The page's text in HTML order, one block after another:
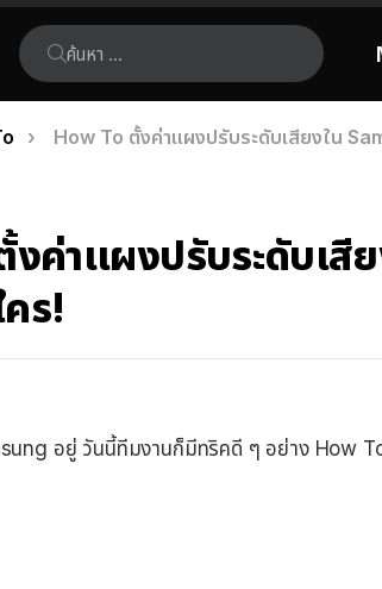
ค้นหา:
How To ตั้งค่าแผงปรับระดับเสียงใน
งค่าแผงปรับระดับเสี
ร!
อยู่ วันนี้ทีมงานก็มีทริคดี ๆ อย่าง How